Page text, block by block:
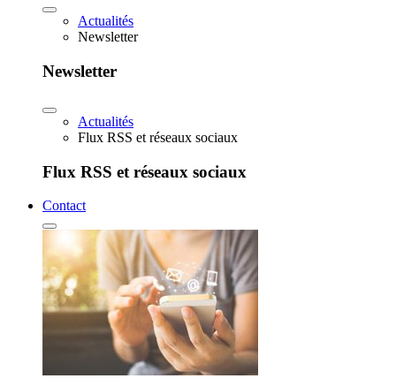
Actualités
Newsletter
Newsletter
Actualités
Flux RSS et réseaux sociaux
Flux RSS et réseaux sociaux
Contact